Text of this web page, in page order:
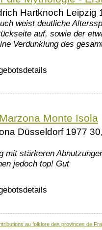
Hartknoch Leipzig
weist deutliche
auf, sowie der
Verdunklung des
Monte Isola
Düsseldorf 1977
mit stärkeren
jedoch top! Gut